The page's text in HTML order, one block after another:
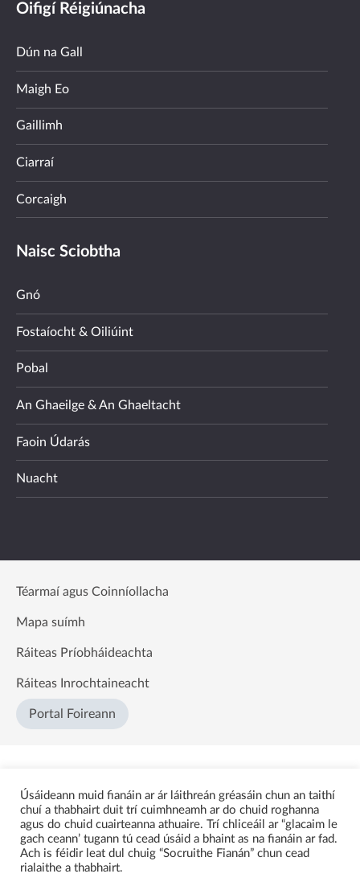
Oifigí Réigiúnacha
Dún na Gall
Maigh Eo
Gaillimh
Ciarraí
Corcaigh
Naisc Sciobtha
Gnó
Fostaíocht & Oiliúint
Pobal
An Ghaeilge & An Ghaeltacht
Faoin Údarás
Nuacht
Téarmaí agus Coinníollacha
Mapa suímh
Ráiteas Príobháideachta
Ráiteas Inrochtaineacht
Portal Foireann
Úsáideann muid fianáin ar ár láithreán gréasáin chun an taithí
chuí a thabhairt duit trí cuimhneamh ar do chuid roghanna
agus do chuid cuairteanna athuaire. Trí chliceáil ar “glacaim le
gach ceann’ tugann tú cead úsáid a bhaint as na fianáin ar fad.
Ach is féidir leat dul chuig “Socruithe Fianán” chun cead
rialaithe a thabhairt.